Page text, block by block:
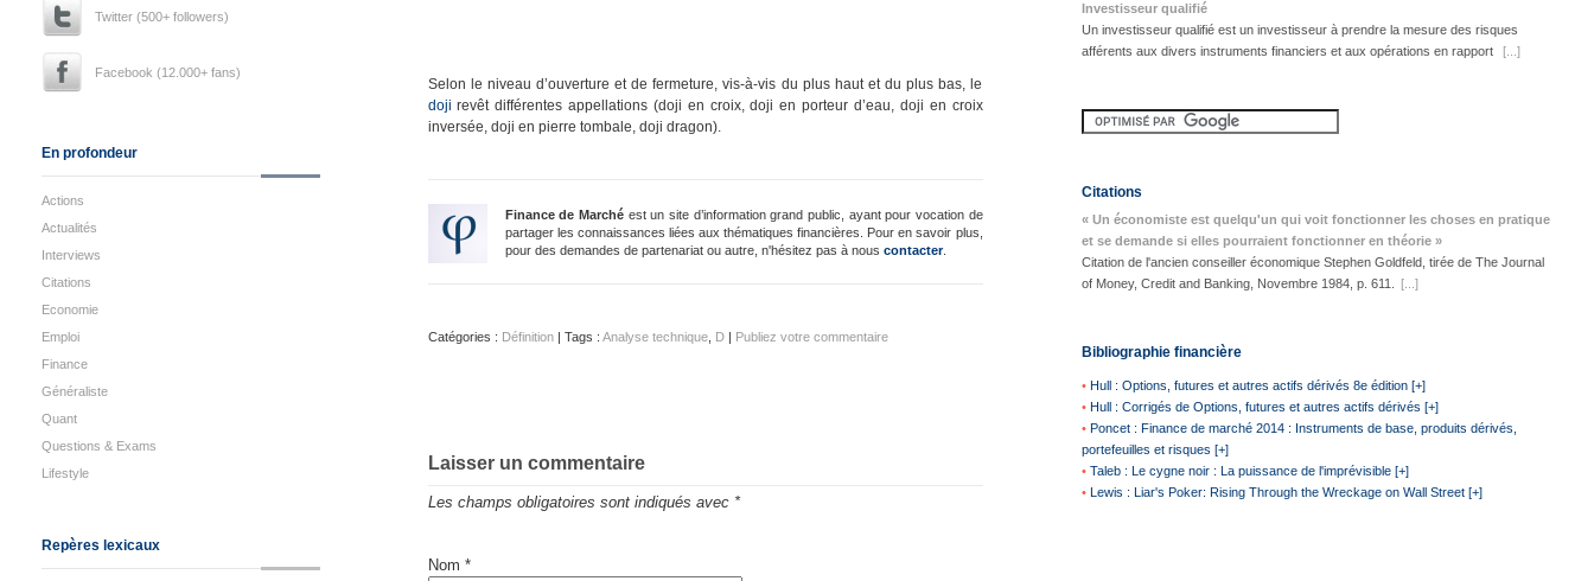
Twitter (500+ followers)
Facebook (12.000+ fans)
En profondeur
Actions
Actualités
Interviews
Citations
Economie
Emploi
Finance
Généraliste
Quant
Questions & Exams
Lifestyle
Repères lexicaux
Selon le niveau d’ouverture et de fermeture, vis-à-vis du plus haut et du plus bas, le
doji revêt différentes appellations (doji en croix, doji en porteur d’eau, doji en croix
inversée, doji en pierre tombale, doji dragon).
Finance de Marchéest un site d’information grand public, ayant pour vocation de
partager les connaissances liées aux thématiques financières. Pour en savoir plus,
pour des demandes de partenariat ou autre, n'hésitez pas à nous contacter.
Catégories : Définition| Tags : Analyse technique, D| Publiez votre commentaire
Laisser un commentaire
Les champs obligatoires sont indiqués avec *
Nom *
Investisseur qualifié
Un investisseur qualifié est un investisseur à prendre la mesure des risques
afférents aux divers instruments financiers et aux opérations en rapport
[...]
Citations
« Un économiste est quelqu'un qui voit fonctionner les choses en pratique
et se demande si elles pourraient fonctionner en théorie »
Citation de l'ancien conseiller économique Stephen Goldfeld, tirée de The Journal
of Money, Credit and Banking, Novembre 1984, p. 611.
[...]
Bibliographie financière
• Hull : Options, futures et autres actifs dérivés 8e édition [+]
• Hull : Corrigés de Options, futures et autres actifs dérivés [+]
• Poncet : Finance de marché 2014 : Instruments de base, produits dérivés,
portefeuilles et risques [+]
• Taleb : Le cygne noir : La puissance de l'imprévisible [+]
• Lewis : Liar's Poker: Rising Through the Wreckage on Wall Street [+]